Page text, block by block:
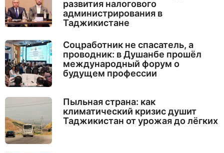
развития налогового
администрирования в
Таджикистане
Соцработник не спасатель, а
проводник: в Душанбе прошёл
международный форум о
будущем профессии
Пыльная страна: как
климатический кризис душит
Таджикистан от урожая до лёгких